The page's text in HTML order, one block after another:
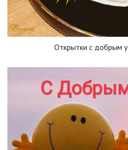
Открытки с добрым